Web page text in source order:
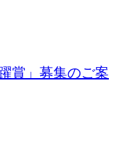
賞」募集のご案